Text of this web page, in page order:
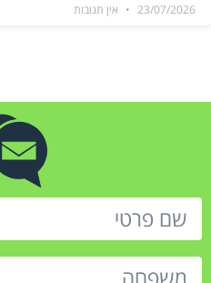
23/07/2026 אין תגובות